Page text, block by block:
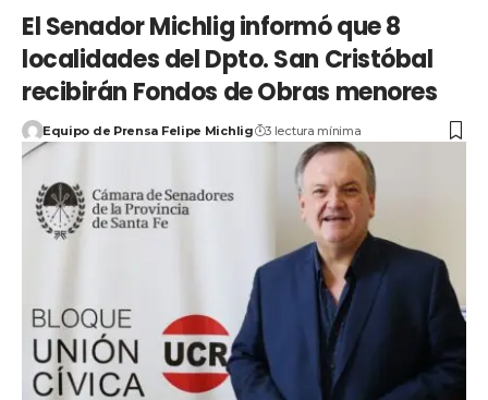
El Senador Michlig informó que 8
localidades del Dpto. San Cristóbal
recibirán Fondos de Obras menores
Equipo de Prensa Felipe Michlig 3 lectura mínima